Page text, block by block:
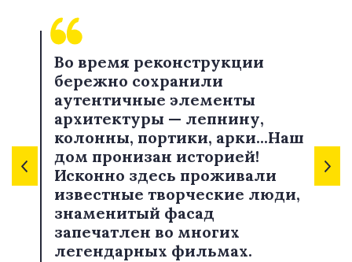
Во время реконструкции
бережно сохранили
аутентичные элементы
архитектуры — лепнину,
колонны, портики, арки...Наш
дом пронизан историей!
Исконно здесь проживали
известные творческие люди,
знаменитый фасад
запечатлен во многих
легендарных фильмах.